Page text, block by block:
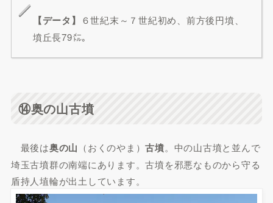
【データ】 ６世紀末～７世紀初め、前方後円墳、
墳丘長79㍍。
⑭奥の山古墳
最後は奥の山 （おくのやま）古墳。中の山古墳と並んで
埼玉古墳群の南端にあります。古墳を邪悪なものから守る
盾持人埴輪が出土しています。